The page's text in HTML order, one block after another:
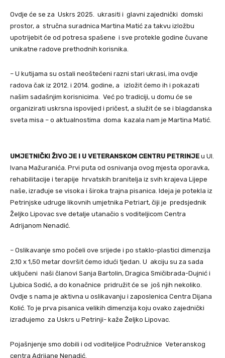
Ovdje će se za Uskrs 2025. ukrasiti i glavni zajednički domski
prostor, a stručna suradnica Martina Matić za takvu izložbu
upotrijebit će od potresa spašene i sve protekle godine čuvane
unikatne radove prethodnih korisnika.
– U kutijama su ostali neoštećeni razni stari ukrasi, ima ovdje
radova čak iz 2012. i 2014. godine, a izložit ćemo ih i pokazati
našim sadašnjim korisnicima. Već po tradiciji, u domu će se
organizirati uskrsna ispovijed i pričest, a služit će se i blagdanska
sveta misa – o aktualnostima doma kazala nam je Martina Matić.
UMJETNIČKI ŽIVO JE I U VETERANSKOM CENTRU PETRINJE u Ul.
Ivana Mažuranića. Prvi puta od osnivanja ovog mjesta oporavka,
rehabilitacije i terapije hrvatskih branitelja iz svih krajeva Lijepe
naše, izrađuje se visoka i široka trajna pisanica. Ideja je potekla iz
Petrinjske udruge likovnih umjetnika Petriart, čiji je predsjednik
Željko Lipovac sve detalje utanačio s voditeljicom Centra
Adrijanom Nenadić.
– Oslikavanje smo počeli ove srijede i po staklo-plastici dimenzija
2,10 x 1,50 metar dovršit ćemo idući tjedan. U akciju su za sada
uključeni naši članovi Sanja Bartolin, Dragica Smičibrada-Dujnić i
Ljubica Sodić, a do konačnice pridružit će se još njih nekoliko.
Ovdje s nama je aktivna u oslikavanju i zaposlenica Centra Dijana
Kolić. To je prva pisanica velikih dimenzija koju ovako zajednički
izrađujemo za Uskrs u Petrinji- kaže Željko Lipovac.
Pojašnjenje smo dobili i od voditeljice Podružnice Veteranskog
centra Adrijane Nenadić.